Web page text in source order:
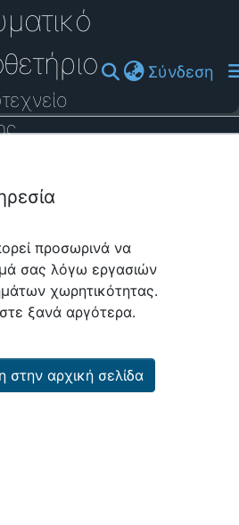
Σύνδεση
προσωρινά να
σας λόγω εργασιών
χωρητικότητας.
ξανά αργότερα.
στην αρχική σελίδα